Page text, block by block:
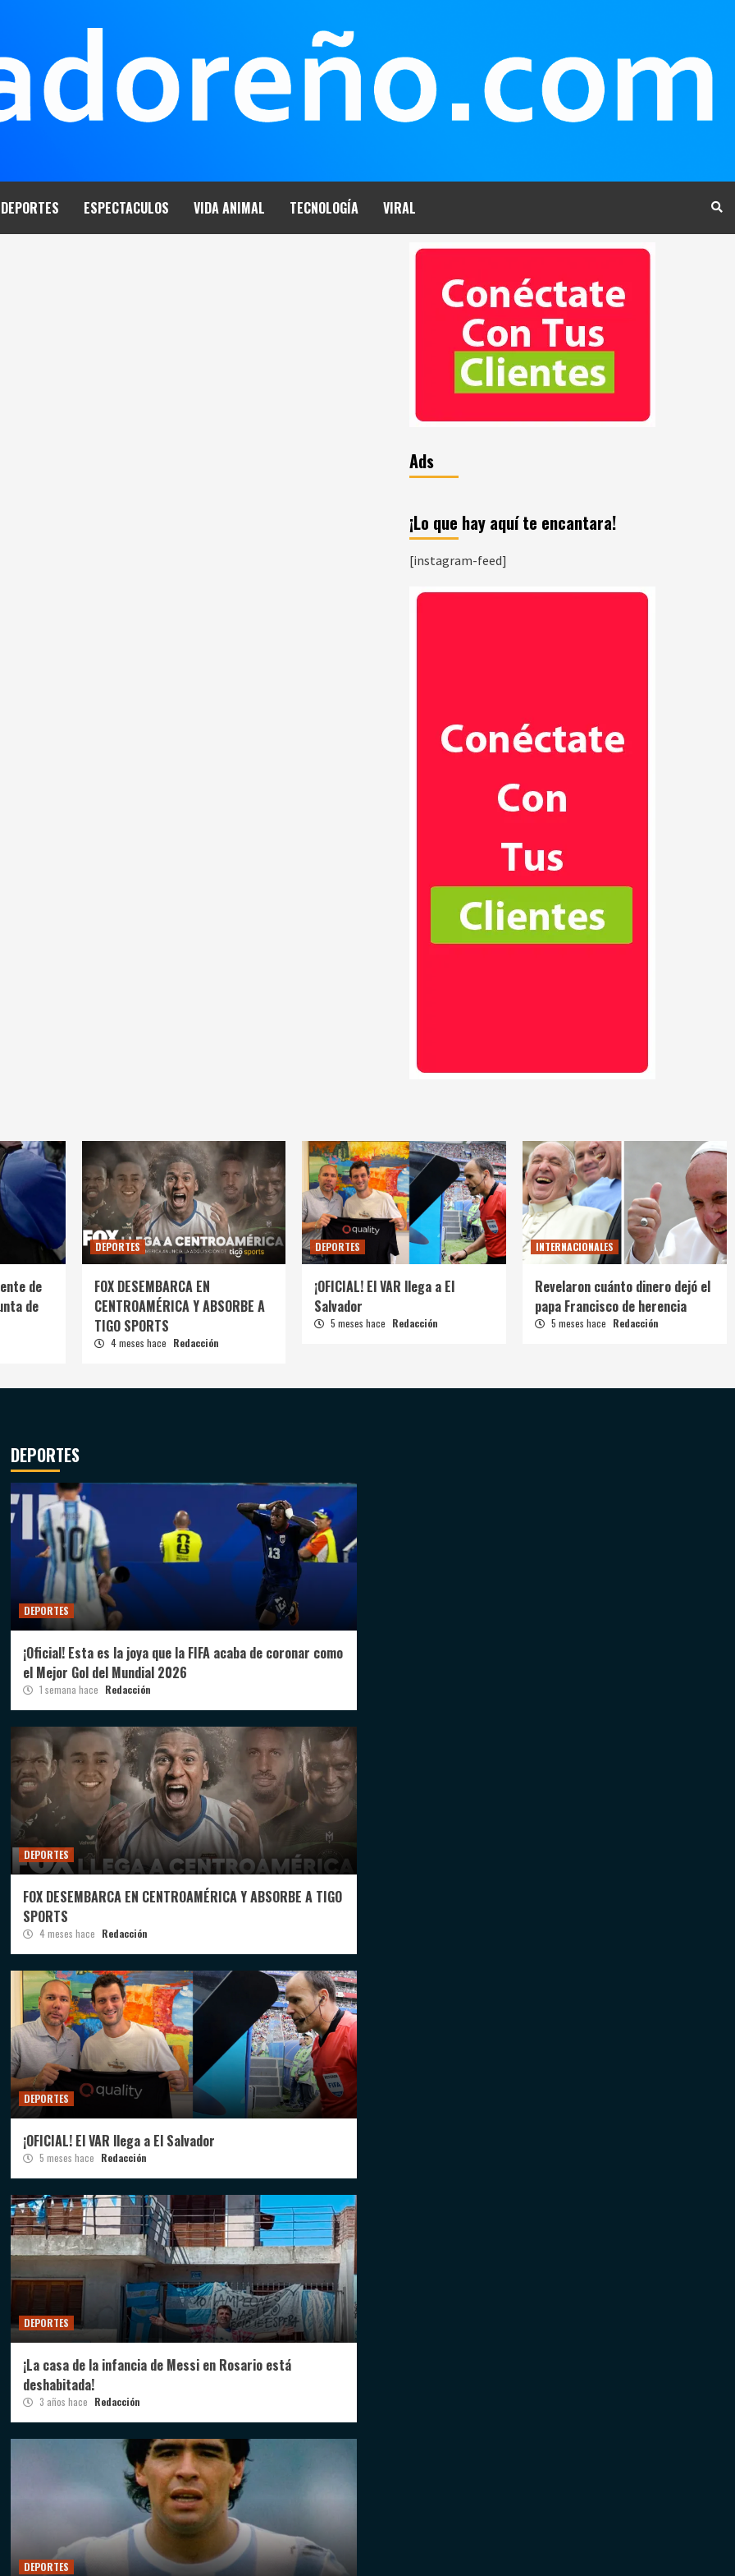
DEPORTES ESPECTACULOS VIDA ANIMAL TECNOLOGÍA VIRAL
Ads
¡Lo que hay aquí te encantara!
[instagram-feed]
de
de
DEPORTES
FOX DESEMBARCA EN
CENTROAMÉRICA Y ABSORBE A
TIGO SPORTS
4 meses hace Redacción
DEPORTES
¡OFICIAL! El VAR llega a El
Salvador
5 meses hace Redacción
INTERNACIONALES
Revelaron cuánto dinero dejó el
papa Francisco de herencia
5 meses hace Redacción
DEPORTES
DEPORTES
¡Oficial! Esta es la joya que la FIFA acaba de coronar como
el Mejor Gol del Mundial 2026
1 semana hace Redacción
DEPORTES
FOX DESEMBARCA EN CENTROAMÉRICA Y ABSORBE A TIGO
SPORTS
4 meses hace Redacción
DEPORTES
¡OFICIAL! El VAR llega a El Salvador
5 meses hace Redacción
DEPORTES
¡La casa de la infancia de Messi en Rosario está
deshabitada!
3 años hace Redacción
DEPORTES